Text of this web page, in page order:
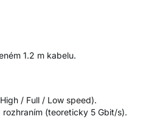
1.2 m kabelu.
/ Full / Low speed).
(teoreticky 5 Gbit/s).